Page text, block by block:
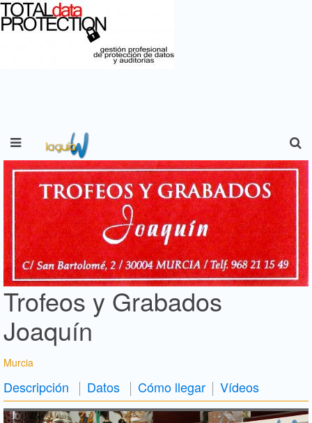
Trofeos y Grabados
Joaquín
Murcia
Descripción Datos Cómo llegar Vídeos